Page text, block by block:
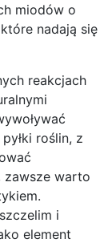
miodów o
nadają się
reakcjach
roślin, z
zawsze warto
i
element